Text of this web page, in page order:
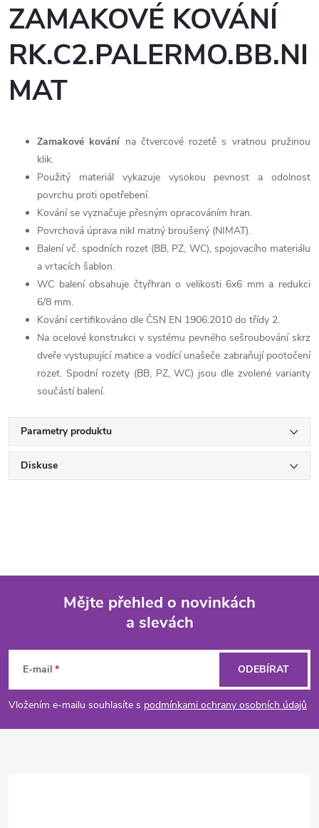
ZAMAKOVÉ KOVÁNÍ
RK.C2.PALERMO.BB.NI
MAT
Zamakové kování na čtvercové rozetě s vratnou pružinou
klik.
Použitý materiál vykazuje vysokou pevnost a odolnost
povrchu proti opotřebení.
Kování se vyznačuje přesným opracováním hran.
Povrchová úprava nikl matný broušený (NIMAT).
Balení vč. spodních rozet (BB, PZ, WC), spojovacího materiálu
a vrtacích šablon.
WC balení obsahuje čtyřhran o velikosti 6x6 mm a redukci
6/8 mm.
Kování certifikováno dle ČSN EN 1906:2010 do třídy 2.
Na ocelové konstrukci v systému pevného sešroubování skrz
dveře vystupující matice a vodící unašeče zabraňují pootočení
rozet. Spodní rozety (BB, PZ, WC) jsou dle zvolené varianty
součástí balení.
Parametry produktu
Diskuse
p
a
Mějte přehled o novinkách
a slevách
E-mail
Vložením e-mailu souhlasíte s podmínkami ochrany osobních údajů
ODEBÍRAT